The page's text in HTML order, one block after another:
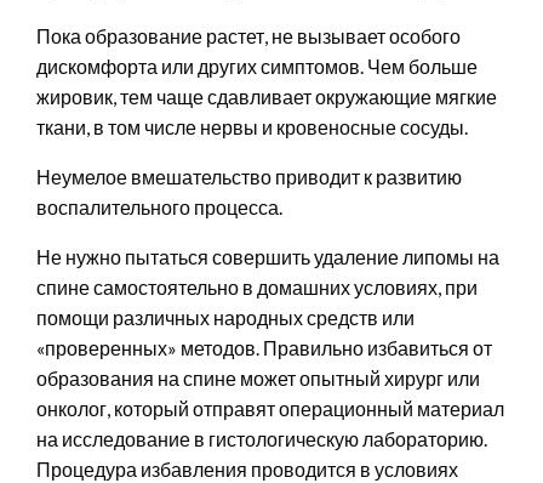
Пока образование растет, не вызывает особого
дискомфорта или других симптомов. Чем больше
жировик, тем чаще сдавливает окружающие мягкие
ткани, в том числе нервы и кровеносные сосуды.
Неумелое вмешательство приводит к развитию
воспалительного процесса.
Не нужно пытаться совершить удаление липомы на
спине самостоятельно в домашних условиях, при
помощи различных народных средств или
«проверенных» методов. Правильно избавиться от
образования на спине может опытный хирург или
онколог, который отправят операционный материал
на исследование в гистологическую лабораторию.
Процедура избавления проводится в условиях